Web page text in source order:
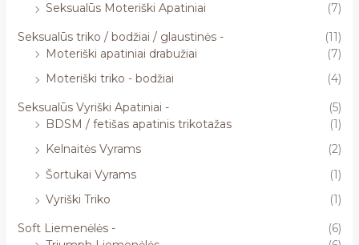
Seksualūs Moteriški Apatiniai
(7)
Seksualūs triko / bodžiai / glaustinės -
(11)
Moteriški apatiniai drabužiai
(7)
Moteriški triko - bodžiai
(4)
Seksualūs Vyriški Apatiniai -
(5)
BDSM / fetišas apatinis trikotažas
(1)
Kelnaitės Vyrams
(2)
Šortukai Vyrams
(1)
Vyriški Triko
(1)
Soft Liemenėlės -
(6)